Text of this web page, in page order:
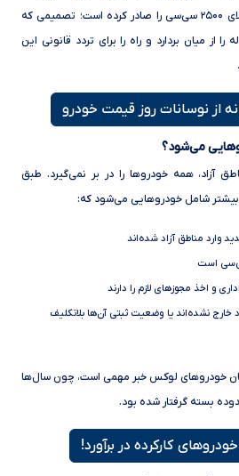
ملی برای خودروهای وارداتی بالای ۲۵۰۰ سی‌سی را صادر کرده است؛ تصمیمی که
از میان بردارد و راه را برای تردد قانونی این
از نوسانات روز قیمت خودرو
می‌شود؟
آزاد، همه خودروها را در بر نمی‌گیرد. طبق
بیشتر شامل خودروهایی می‌شود که:
وارد مناطق آزاد شده‌اند
و اخذ مجوزهای لازم را دارند
خارج نشده‌اند یا وضعیت ثبتی آن‌ها بلاتکلیف
خودروهای لوکس خبر مهمی است، چون سال‌ها
بسته گرفتار شده بود.
کارکرده در برآورد!